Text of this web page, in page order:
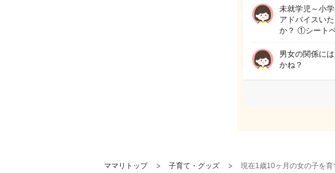
未就学児～小
アドバイスい
か？ ①シート
男女の関係に
かね？
ママリトップ 子育て・グッズ 現在1歳10ヶ月の女の子を